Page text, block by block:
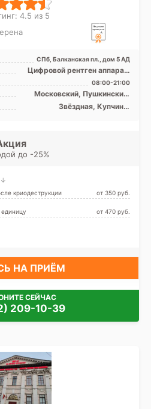
4.5 из 5
СПб, Балканская пл., дом 5 АД
Цифровой рентген аппарат,
УЗИ аппарат
08:00-21:00
Московский, Пушкинский,
Фрунзенский, Лен. область
Звёздная, Купчино,
до -25%
↓
криодеструкции
от 350 pуб.
от 470 pуб.
НА ПРИЁМ
СЕЙЧАС
209-10-39